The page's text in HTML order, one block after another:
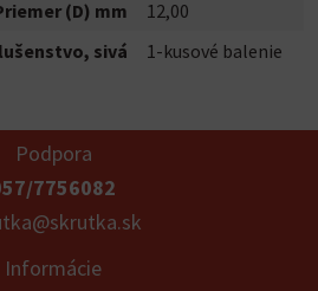
(D) mm
12,00
sivá
1-kusové balenie
Podpora
7756082
Informácie